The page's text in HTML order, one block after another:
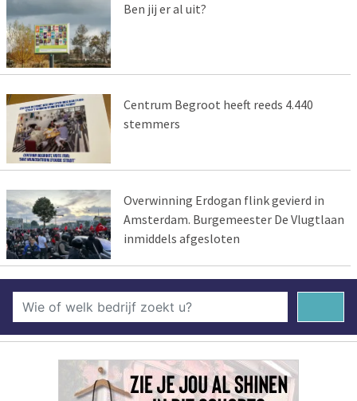
Ben jij er al uit?
Centrum Begroot heeft reeds 4.440
stemmers
Overwinning Erdogan flink gevierd in
Amsterdam. Burgemeester De Vlugtlaan
inmiddels afgesloten